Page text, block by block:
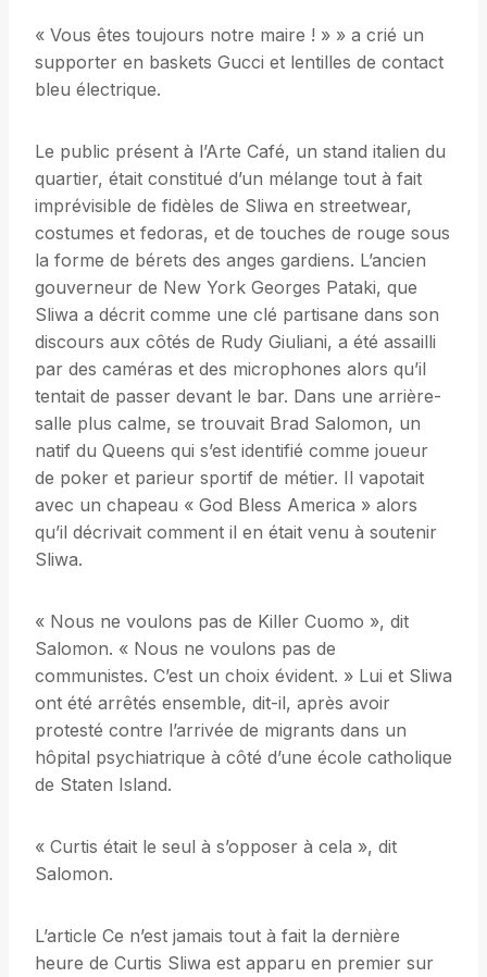
« Vous êtes toujours notre maire ! » » a crié un
supporter en baskets Gucci et lentilles de contact
bleu électrique.
Le public présent à l’Arte Café, un stand italien du
quartier, était constitué d’un mélange tout à fait
imprévisible de fidèles de Sliwa en streetwear,
costumes et fedoras, et de touches de rouge sous
la forme de bérets des anges gardiens. L’ancien
gouverneur de New York Georges Pataki, que
Sliwa a décrit comme une clé partisane dans son
discours aux côtés de Rudy Giuliani, a été assailli
par des caméras et des microphones alors qu’il
tentait de passer devant le bar. Dans une arrière-
salle plus calme, se trouvait Brad Salomon, un
natif du Queens qui s’est identifié comme joueur
de poker et parieur sportif de métier. Il vapotait
avec un chapeau « God Bless America » alors
qu’il décrivait comment il en était venu à soutenir
Sliwa.
« Nous ne voulons pas de Killer Cuomo », dit
Salomon. « Nous ne voulons pas de
communistes. C’est un choix évident. » Lui et Sliwa
ont été arrêtés ensemble, dit-il, après avoir
protesté contre l’arrivée de migrants dans un
hôpital psychiatrique à côté d’une école catholique
de Staten Island.
« Curtis était le seul à s’opposer à cela », dit
Salomon.
L’article Ce n’est jamais tout à fait la dernière
heure de Curtis Sliwa est apparu en premier sur